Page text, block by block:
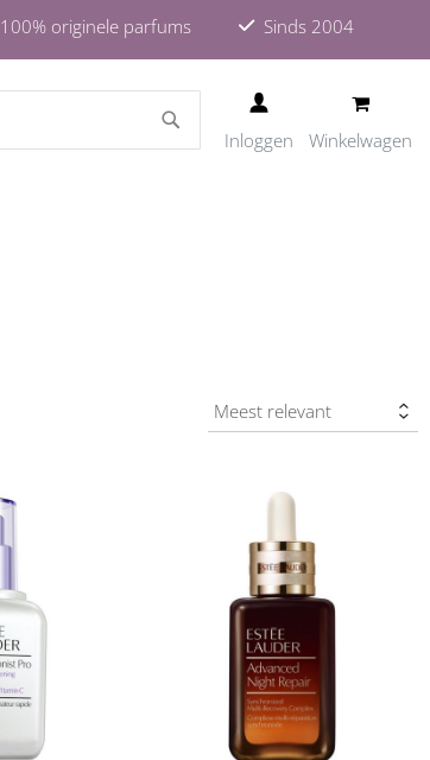
100% originele parfums Sinds 2004
Inloggen Winkelwagen
verlanglijst